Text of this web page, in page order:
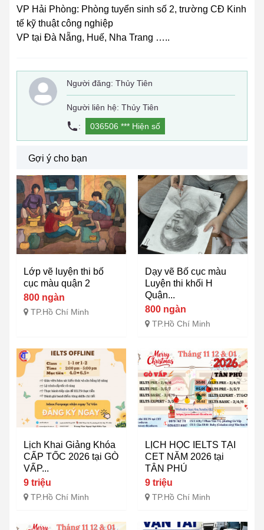
VP Hải Phòng: Phòng tuyển sinh số 2, trường CĐ Kinh
tế kỹ thuật công nghiệp
VP tại Đà Nẵng, Huế, Nha Trang …..
Người đăng: Thủy Tiên
Người liên hệ: Thủy Tiên
:
036506 *** Hiện số
Gợi ý cho bạn
Lớp vẽ luyện thi bố
cục màu quận 2
800 ngàn
TP.Hồ Chí Minh
Dạy vẽ Bố cục màu
Luyện thi khối H
Quận...
800 ngàn
TP.Hồ Chí Minh
Lịch Khai Giảng Khóa
CẤP TỐC 2026 tại GÒ
VẤP...
9 triệu
TP.Hồ Chí Minh
LỊCH HỌC IELTS TẠI
CET NĂM 2026 tại
TÂN PHÚ
9 triệu
TP.Hồ Chí Minh